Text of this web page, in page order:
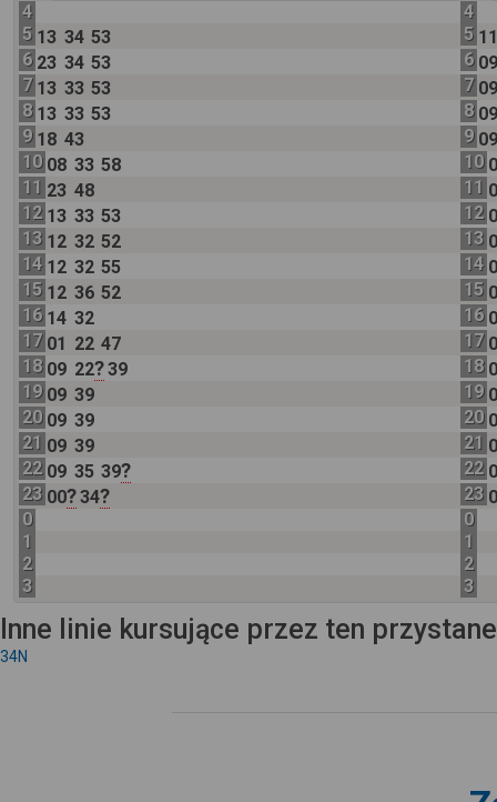
4
5 13 34 53
6 23 34 53
7 13 33 53
8 13 33 53
9 18 43
10 08 33 58
11 23 48
12 13 33 53
13 12 32 52
14 12 32 55
15 12 36 52
16 14 32
17 01 22 47
18 09 22?39
19 09 39
20 09 39
21 09 39
22 09 35 39?
23 00?34?
0
1
2
3
4
5
6
7
8
9
10
11
12
13
14
15
16
17
18
19
20
21
22
23
0
1
2
3
Inne linie kursujące przez ten
34N